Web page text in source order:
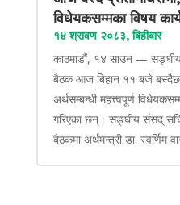
विधेयकसम्मका विषय
१४ श्रावण २०८३, बिहीबार
काठमाडौं, १४ साउन — सङ्घीय
बैठक आज बिहान ११ बजे
अर्थसम्बन्धी महत्त्वपूर्ण
गरिएका छन्। सङ्घीय संसद्
बैठकमा अर्थमन्त्री डा. स्वर्णिम